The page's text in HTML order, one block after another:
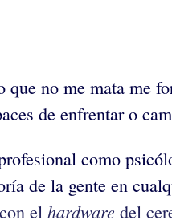
no me mata me
de enfrentar o
como
de la gente en
el hardware del